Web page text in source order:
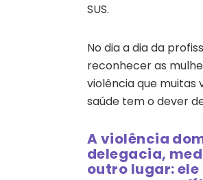
SUS.
No dia a dia da
reconhecer as
violência que muitas
saúde tem o dever
A violência
delegacia,
outro lugar: